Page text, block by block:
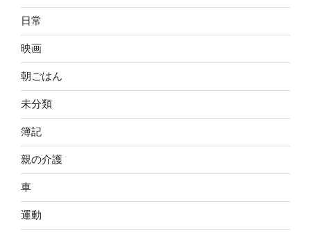
日常
映画
朝ごはん
未分類
簿記
親の介護
車
運動